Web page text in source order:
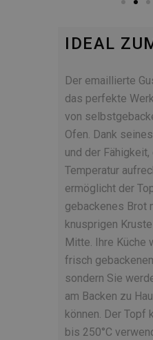
IDEAL
Der emaillierte
das perfekte
von
Ofen. Dank
und der
Temperatur
ermöglicht der
gebackenes Brot
knusprigen
Mitte. Ihre Küche
frisch
sondern Sie
am Backen zu
können. Der Topf
bis 250°C